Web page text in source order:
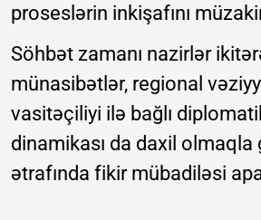
proseslərin inkişafını
Söhbət zamanı nazirlər
münasibətlər, regional
vasitəçiliyi ilə bağlı
dinamikası da daxil
ətrafında fikir mübadiləsi